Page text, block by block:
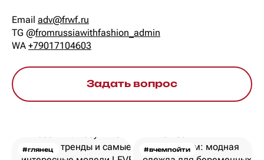
Email adv@frwf.ru
TG @fromrussiawithfashion_admin
WA +79017104603
Задать вопрос
#глянец #вчемпойти